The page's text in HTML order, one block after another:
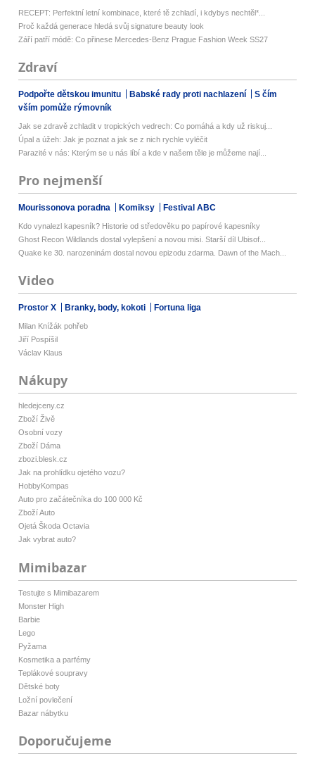
RECEPT: Perfektní letní kombinace, které tě zchladí, i kdybys nechtěl*...
Proč každá generace hledá svůj signature beauty look
Září patří módě: Co přinese Mercedes-Benz Prague Fashion Week SS27
Zdraví
Podpořte dětskou imunitu Babské rady proti nachlazení
S čím
vším pomůže rýmovník
Jak se zdravě zchladit v tropických vedrech: Co pomáhá a kdy už riskuj...
Úpal a úžeh: Jak je poznat a jak se z nich rychle vyléčit
Parazité v nás: Kterým se u nás líbí a kde v našem těle je můžeme nají...
Pro nejmenší
Mourissonova poradna Komiksy Festival ABC
Kdo vynalezl kapesník? Historie od středověku po papírové kapesníky
Ghost Recon Wildlands dostal vylepšení a novou misi. Starší díl Ubisof...
Quake ke 30. narozeninám dostal novou epizodu zdarma. Dawn of the Mach...
Video
Prostor X Branky, body, kokoti Fortuna liga
Milan Knížák pohřeb
Jiří Pospíšil
Václav Klaus
Nákupy
hledejceny.cz
Zboží Živě
Osobní vozy
Zboží Dáma
zbozi.blesk.cz
Jak na prohlídku ojetého vozu?
HobbyKompas
Auto pro začátečníka do 100 000 Kč
Zboží Auto
Ojetá Škoda Octavia
Jak vybrat auto?
Mimibazar
Testujte s Mimibazarem
Monster High
Barbie
Lego
Pyžama
Kosmetika a parfémy
Teplákové soupravy
Dětské boty
Ložní povlečení
Bazar nábytku
Doporučujeme